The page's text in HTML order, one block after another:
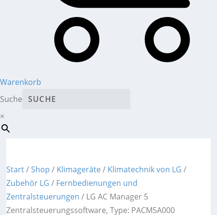
Warenkorb
Suche
×
Start/Shop / Klimageräte/ Klimatechnik von LG /
Zubehör LG / Fernbedienungen und
Zentralsteuerungen / LG AC Manager 5
Zentralsteuerungssoftware, Type: PACM5A000